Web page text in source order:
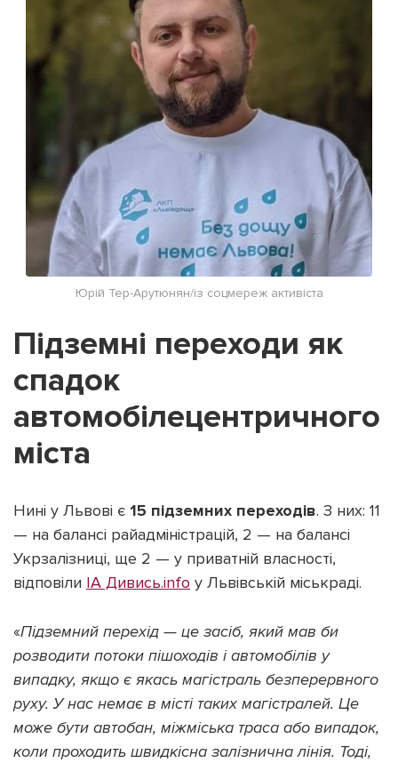
Юрій Тер-Арутюнян/із соцмереж активіста
Підземні переходи як
спадок
автомобілецентричного
міста
Нині у Львові є 15 підземних переходів. З них: 11
— на балансі райадміністрацій, 2 — на балансі
Укрзалізниці, ще 2 — у приватній власності,
відповіли ІА Дивись.info у Львівській міськраді.
«Підземний перехід — це засіб, який мав би
розводити потоки пішоходів і автомобілів у
випадку, якщо є якась магістраль безперервного
руху. У нас немає в місті таких магістралей. Це
може бути автобан, міжміська траса або випадок,
коли проходить швидкісна залізнична лінія. Тоді,